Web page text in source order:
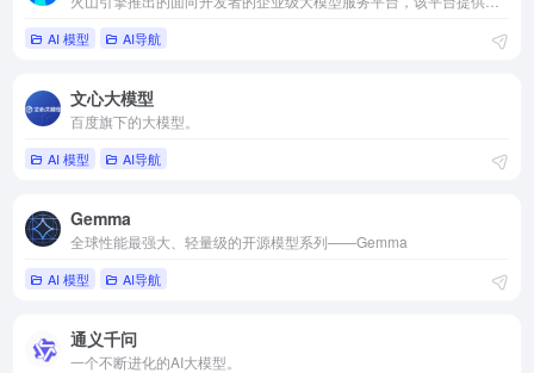
AI 模型 AI导航
文心大模型
百度旗下的大模型。
AI 模型 AI导航
Gemma
全球性能最强大、轻量级的开源模型系列——Gemma
AI 模型 AI导航
通义千问
一个不断进化的AI大模型。